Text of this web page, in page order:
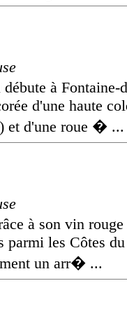
à Fontaine-
d'une haute
et d'une roue � ...
à son vin
parmi les Côtes
un arr� ...